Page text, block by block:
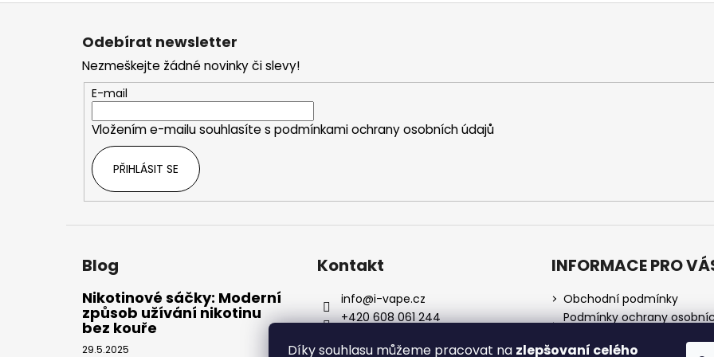
Díky souhlasu můžeme pracovat na zlepšovaní celého
Z
Odebírat newsletter
Nezmeškejte žádné novinky či slevy!
E-mail
Vložením e-mailu souhlasíte s podmínkami ochrany osobních údajů
PŘIHLÁSIT SE
Blog
Nikotinové sáčky: Moderní
způsob užívání nikotinu
bez kouře
29.5.2025
Kontakt
info@i-vape.cz
+420 608 061 244
INFORMACE PRO
Obchodní podmínky
Podmínky ochrany
O nás